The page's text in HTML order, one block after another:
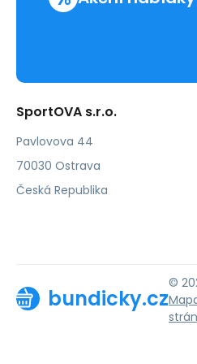
SportOVA s.r.o.
Pavlovova 44
70030 Ostrava
Česká Republika
bundicky.cz
©